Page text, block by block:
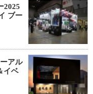
2025
ブー
アル
イベ